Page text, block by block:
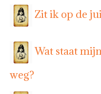
Zit ik op de
Wat staat
weg?